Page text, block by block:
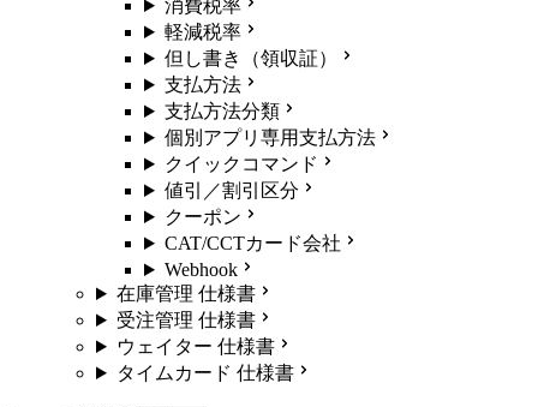
消費税率
軽減税率
但し書き（領収証）
支払方法
支払方法分類
個別アプリ専用支払方法
クイックコマンド
値引／割引区分
クーポン
CAT/CCTカード会社
Webhook
在庫管理 仕様書
受注管理 仕様書
ウェイター 仕様書
タイムカード 仕様書